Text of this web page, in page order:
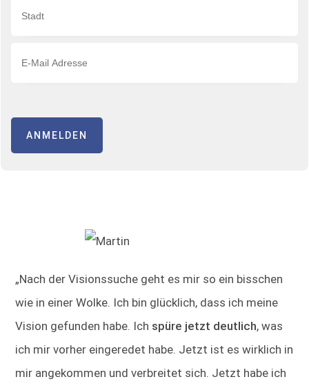
ANMELDEN
„Nach der Visionssuche geht es mir so ein bisschen
wie in einer Wolke. Ich bin glücklich, dass ich meine
Vision gefunden habe. Ich spüre jetzt deutlich, was
ich mir vorher eingeredet habe. Jetzt ist es wirklich in
mir angekommen und verbreitet sich. Jetzt habe ich